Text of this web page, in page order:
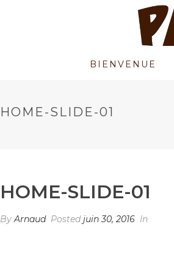
BIENVENUE
HOME-SLIDE-01
HOME-SLIDE-01
ByArnaud Postedjuin 30, 2016 In